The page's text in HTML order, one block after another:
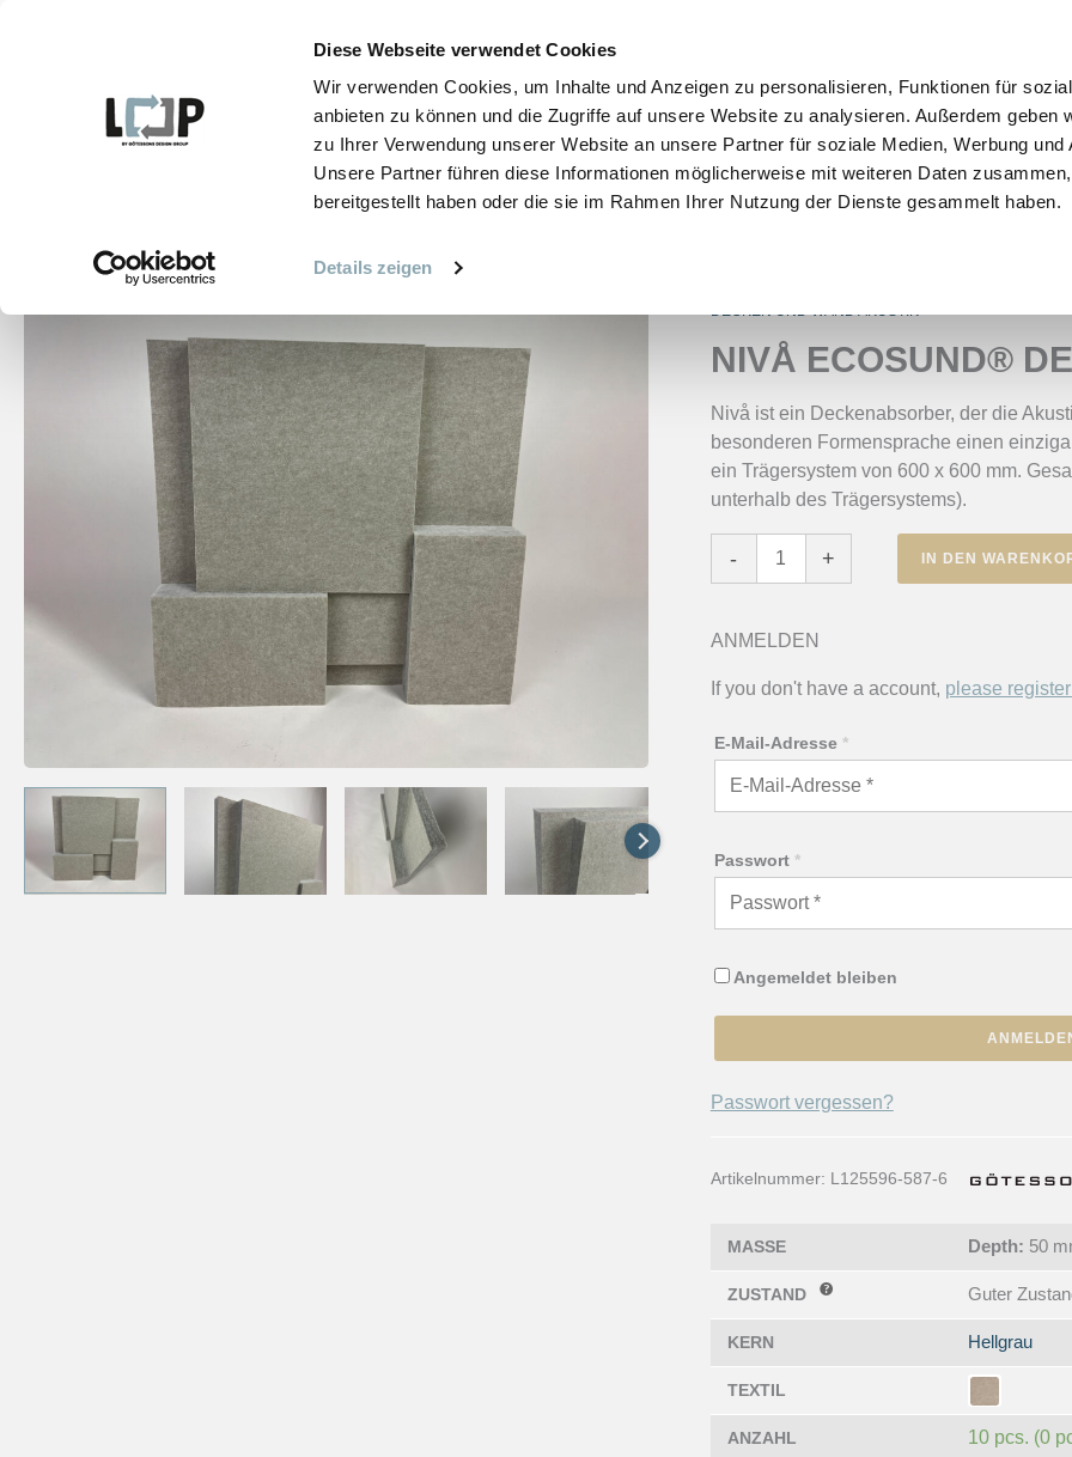
Diese Webseite verwendet Cookies
Wir verwenden Cookies, um Inhalte und Anzeigen zu personalisieren, Funktionen für
anbieten zu können und die Zugriffe auf unsere Website zu analysieren. Außerdem geben
zu Ihrer Verwendung unserer Website an unsere Partner für soziale Medien, Werbung und
Unsere Partner führen diese Informationen möglicherweise mit weiteren Daten
bereitgestellt haben oder die sie im Rahmen Ihrer Nutzung der Dienste gesammelt haben.
Details zeigen
ALLE PRODUKTE NACHHALTIGKEIT UND UMWELT ÜBER LOOP REFERENZEN
DECKEN UND WAND AKUSTIK NIVÅ ECOSUND® DECKENPANEEL
DECKEN UND WAND AKUSTIK
NIVÅ ECOSUND®
Nivå ist ein Deckenabsorber, der die
besonderen Formensprache einen
ein Trägersystem von 600 x 600 mm.
unterhalb des Trägersystems).
-
Menge
+ IN DEN
ANMELDEN
If you don't have a account, please
E-Mail-Adresse *
Passwort *
Angemeldet bleiben
Passwort vergessen?
Artikelnummer: L125596-587-6
MASSE Depth: 50
ZUSTAND Guter
KERN Hellgrau
TEXTIL
ANZAHL 10 pcs. (0